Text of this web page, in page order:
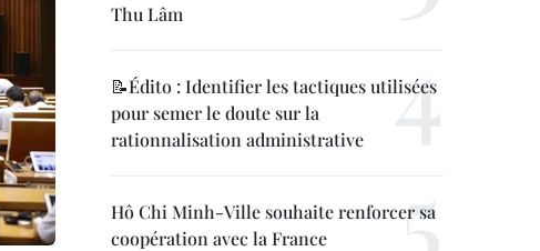
Thu Lâm
📝Édito : Identifier les tactiques utilisées
pour semer le doute sur la
rationnalisation administrative
Hô Chi Minh-Ville souhaite renforcer sa
coopération avec la France